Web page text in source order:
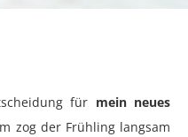
für mein neues
zog der Frühling langsam